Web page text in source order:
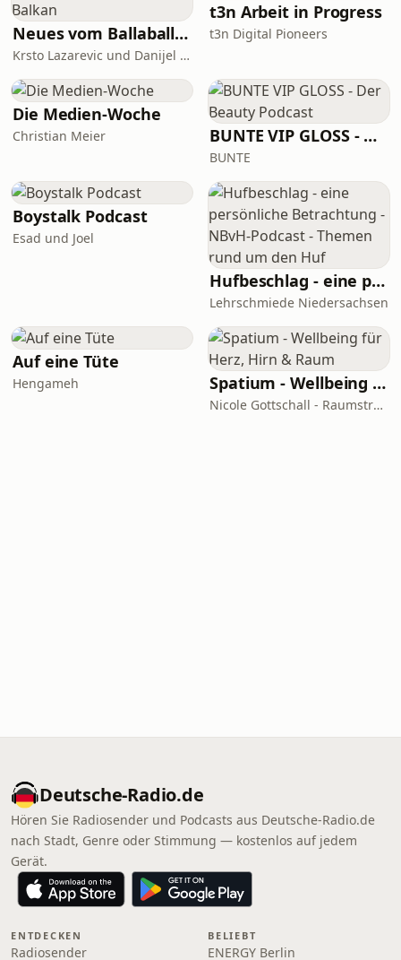
Neues vom Ballaballa-Balkan
Krsto Lazarevic und Danijel Majic
t3n Arbeit in Progress
t3n Digital Pioneers
Die Medien-Woche
Christian Meier BUNTE VIP GLOSS - Der Beauty Podcast
BUNTE
Boystalk Podcast
Esad und Joel
Hufbeschlag - eine persönliche Betrachtung - NBvH-Podcast - Themen rund um den Huf
Lehrschmiede Niedersachsen
Auf eine Tüte
Hengameh Spatium - Wellbeing für Herz, Hirn & Raum
Nicole Gottschall - Raumstrategin & Wellbeing-Botschafterin
Deutsche-Radio.de
Hören Sie Radiosender und Podcasts aus Deutsche-Radio.de
nach Stadt, Genre oder Stimmung — kostenlos auf jedem
Gerät.
ENTDECKEN
Radiosender
BELIEBT
ENERGY Berlin